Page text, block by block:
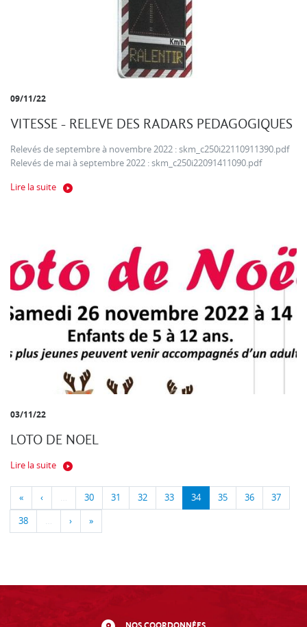
09/11/22
VITESSE - RELEVE DES RADARS PEDAGOGIQUES
Relevés de septembre à novembre 2022 : skm_c250i22110911390.pdf
Relevés de mai à septembre 2022 : skm_c250i22091411090.pdf
Lire la suite
03/11/22
LOTO DE NOEL
Lire la suite
« ‹ … 30 31 32 33 34 35 36 37
38 … › »